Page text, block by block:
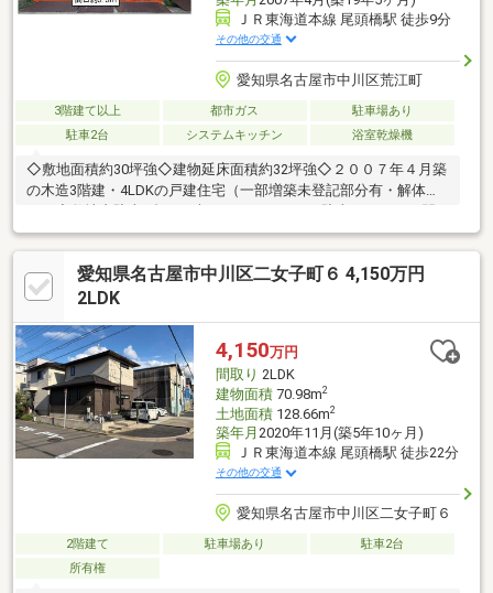
ＪＲ東海道本線 尾頭橋駅 徒歩9分
その他の交通
愛知県名古屋市中川区荒江町
3階建て以上 都市ガス
駐車場あり
駐車2台
システムキッチン 浴室乾燥機
◇敷地面積約30坪強◇建物延床面積約32坪強◇２００７年４月築
の木造3階建・4LDKの戸建住宅（一部増築未登記部分有・解体渡
し）◇敷地内駐車2台可（車種によります）（駐車スペースは間
口約5.5ｍ×奥行約5.4ｍ※一部郵便ポストで約0.33ｍ手前に来ま
す）◇2～3階部分は陽当たり良好です。◇1～3階の窓サッシにシ
ャッター雨戸有◇全居室窓サッシはペアガラスを使用◇八幡小・
八幡中学校◇JR東海道本線「尾頭橋」駅徒歩約９分
愛知県名古屋市中川区二女子町６ 4,150万円
2LDK
4,150万円
間取り 2LDK
建物面積70.98m2
土地面積128.66m2
築年月 2020年11月(築5年10ヶ月)
ＪＲ東海道本線 尾頭橋駅 徒歩22分
その他の交通
愛知県名古屋市中川区二女子町６
2階建て 駐車場あり
駐車2台
所有権